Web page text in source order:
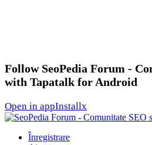
Follow SeoPedia Forum -
with Tapatalk for Android
Open in appInstallx
Înregistrare